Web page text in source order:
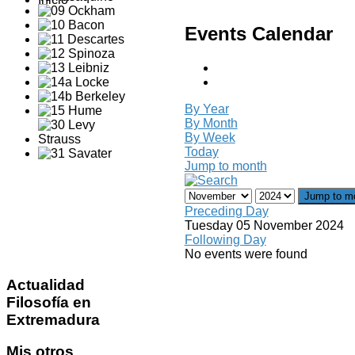
Events Calendar
By Year
By Month
By Week
Today
Jump to month
Jump to
Preceding Day
Tuesday 05 November 2024
Following Day
No events were found
Actualidad
Filosofía en
Extremadura
Mis otros